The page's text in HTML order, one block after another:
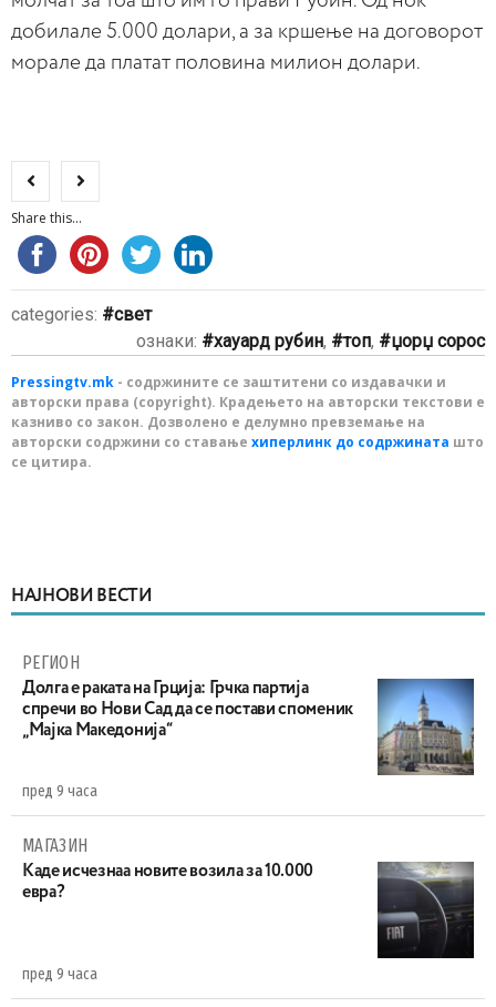
добилале 5.000 долари, а за кршење на договорот
морале да платат половина милион долари.
Share this...
categories:
свет
ознаки:
хауард рубин, топ, џорџ сорос
Pressingtv.mk - содржините се заштитени со издавачки и
авторски права (copyright). Крадењето на авторски текстови е
казниво со закон. Дозволено е делумно превземање на
авторски содржини со ставање хиперлинк до содржината што
се цитира.
НАЈНОВИ ВЕСТИ
РЕГИОН
Долга е раката на Грција: Грчка партија
спречи во Нови Сад да се постави споменик
„Мајка Македонија“
пред 9 часа
МАГАЗИН
Каде исчезнаа новите возила за 10.000
евра?
пред 9 часа